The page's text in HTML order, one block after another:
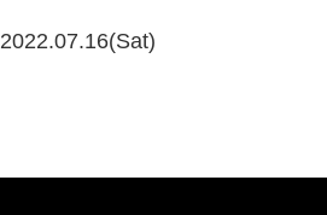
2022.07.16(Sat)